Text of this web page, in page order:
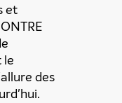
et
le
des